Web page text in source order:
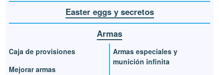
Easter eggs y secretos
Armas
Caja de provisiones
Mejorar armas
Armas especiales y
munición infinita